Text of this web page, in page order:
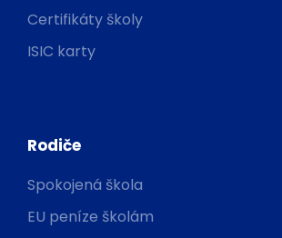
Certifikáty školy
ISIC karty
Rodiče
Spokojená škola
EU peníze školám